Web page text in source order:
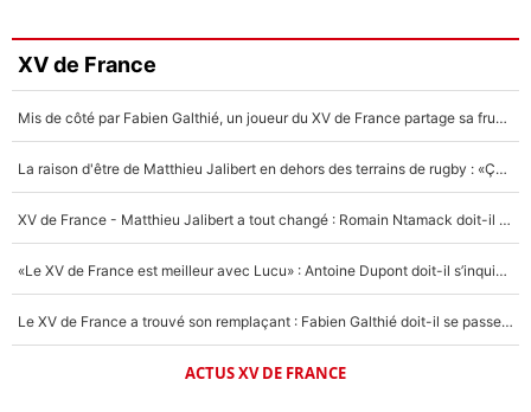
XV de France
Mis de côté par Fabien Galthié, un joueur du XV de France partage sa frustration : «ils ne me l’ont pas dit tout de suite»
La raison d'être de Matthieu Jalibert en dehors des terrains de rugby : «Ça m'atteint autant que si tu touches à un membre de ma famille»
XV de France - Matthieu Jalibert a tout changé : Romain Ntamack doit-il s’inquiéter pour sa place à un an de la Coupe du monde ?
«Le XV de France est meilleur avec Lucu» : Antoine Dupont doit-il s’inquiéter pour sa place ?
Le XV de France a trouvé son remplaçant : Fabien Galthié doit-il se passer d'Antoine Dupont ?
ACTUS XV DE FRANCE